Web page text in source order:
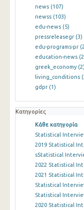
news (107)
newss (103)
edu-news (5)
pressreleasegr (3)
edu-programs-pr
education-news
greek_economy (2)
living_conditions
gdpr (1)
Κατηγορίες
Κάθε κατηγορία
Statistical
2019 Statistical
sStatistical
2022 Statistical
2021 Statistical
Statistical
Statistical
2020 Statistical